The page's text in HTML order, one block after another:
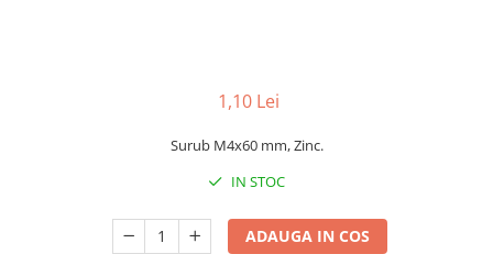
1,10 Lei
Surub M4x60 mm, Zinc.
IN STOC
ADAUGA IN COS